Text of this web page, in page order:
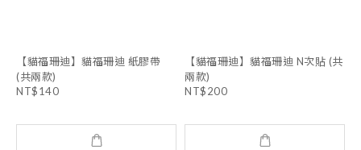
【貓福珊迪】貓福珊迪 紙膠帶
(共兩款)
NT$140
【貓福珊迪】貓福珊迪 N次貼 (共
兩款)
NT$200